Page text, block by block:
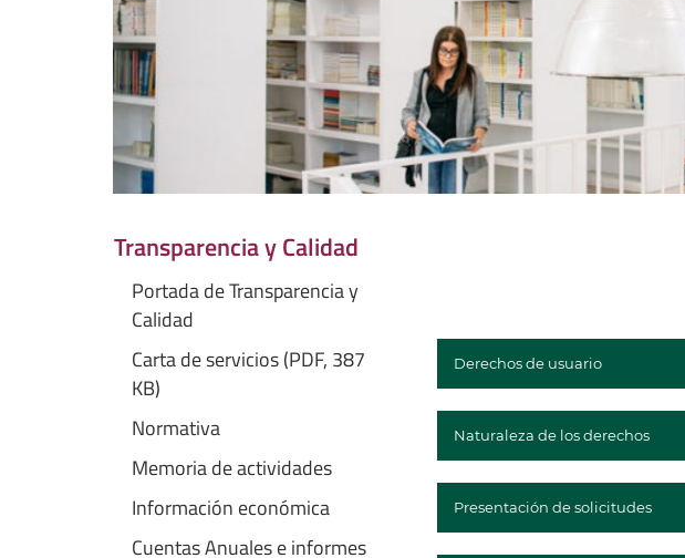
Transparencia y Calidad
Portada de Transparencia y
Calidad
Carta de servicios (PDF, 387
KB)
Normativa
Memoria de actividades
Información económica
Cuentas Anuales e informes
Derechos de usuario
Naturaleza de los derechos
Presentación de solicitudes